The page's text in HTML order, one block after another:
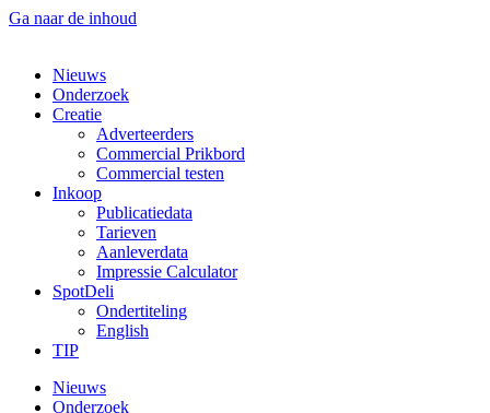
Ga naar de inhoud
Nieuws
Onderzoek
Creatie
Adverteerders
Commercial Prikbord
Commercial testen
Inkoop
Publicatiedata
Tarieven
Aanleverdata
Impressie Calculator
SpotDeli
Ondertiteling
English
TIP
Nieuws
Onderzoek